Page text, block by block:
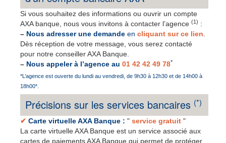
Si vous souhaitez des informations ou ouvrir un compte
AXA banque, nous vous invitons à contacter l’agence (1) :
– Nous adresser une demande en cliquant sur ce lien
Dès réception de votre message, vous serez contacté
pour notre conseiller AXA Banque.
– Nous appeler à l’agence au 01 42 42 49 78*
*L’agence est ouverte du lundi au vendredi, de 9h30 à 12h30 et de 14h00 à
18h00*.
Précisions sur les services bancaires (*)
✔ Carte virtuelle AXA Banque : " service gratuit "
La carte virtuelle AXA Banque est un service associé aux
cartes de paiements AXA Banque qui permet de protéger